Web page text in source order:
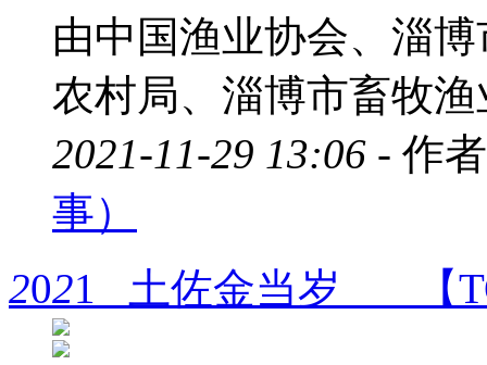
由中国渔业协会、淄
农村局、淄博市畜牧
2021-11-29 13:06 - 作
事）
2021 土佐金当岁 【